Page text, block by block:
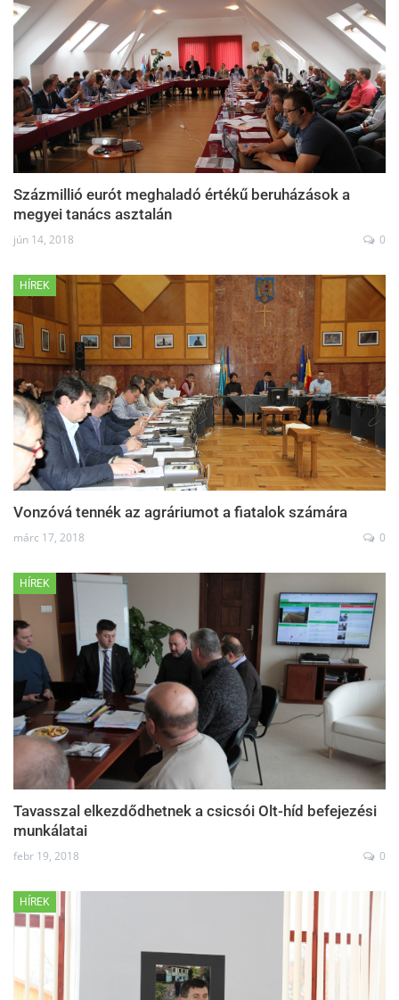
Százmillió eurót meghaladó értékű beruházások a
megyei tanács asztalán
jún 14, 2018 0
HÍREK
Vonzóvá tennék az agráriumot a fiatalok számára
márc 17, 2018 0
HÍREK
Tavasszal elkezdődhetnek a csicsói Olt-híd befejezési
munkálatai
febr 19, 2018 0
HÍREK